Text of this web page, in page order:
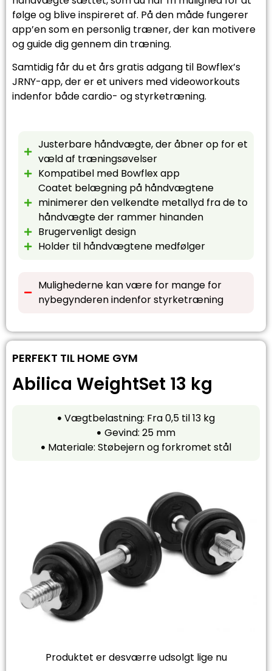
følge og blive inspireret af. På den måde fungerer
app’en som en personlig træner, der kan motivere
og guide dig gennem din træning.
Samtidig får du et års gratis adgang til Bowflex’s
JRNY-app, der er et univers med videoworkouts
indenfor både cardio- og styrketræning.
Justerbare håndvægte, der åbner op for et
væld af træningsøvelser
Kompatibel med Bowflex app
Coatet belægning på håndvægtene
minimerer den velkendte metallyd fra de to
håndvægte der rammer hinanden
Brugervenligt design
Holder til håndvægtene medfølger
Mulighederne kan være for mange for
nybegynderen indenfor styrketræning
PERFEKT TIL HOME GYM
Abilica WeightSet 13 kg
Vægtbelastning: Fra 0,5 til 13 kg
Gevind: 25 mm
Materiale: Støbejern og forkromet stål
Produktet er desværre udsolgt lige nu